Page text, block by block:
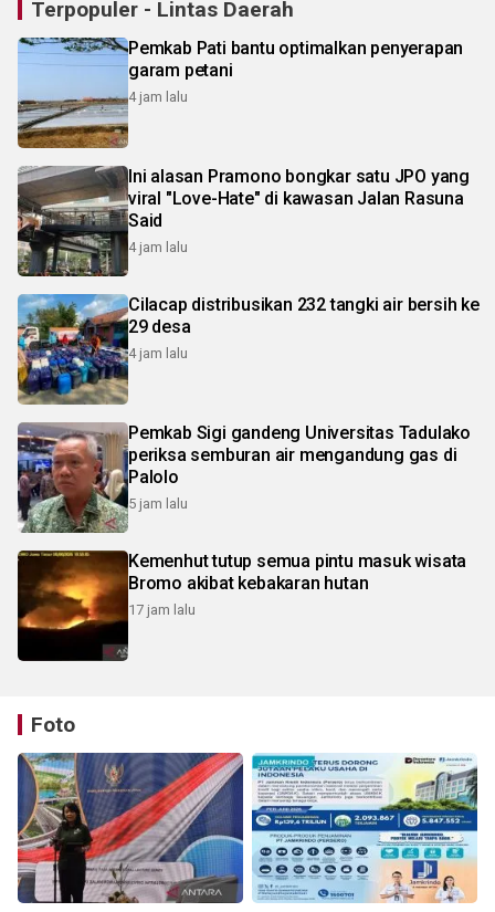
Terpopuler - Lintas Daerah
Pemkab Pati bantu optimalkan penyerapan
garam petani
4 jam lalu
Ini alasan Pramono bongkar satu JPO yang
viral "Love-Hate" di kawasan Jalan Rasuna
Said
4 jam lalu
Cilacap distribusikan 232 tangki air bersih ke
29 desa
4 jam lalu
Pemkab Sigi gandeng Universitas Tadulako
periksa semburan air mengandung gas di
Palolo
5 jam lalu
Kemenhut tutup semua pintu masuk wisata
Bromo akibat kebakaran hutan
17 jam lalu
Foto